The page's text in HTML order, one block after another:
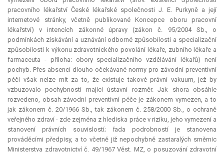
pracovního lékařství České lékařské společnosti J. E. Purkyně a její
internetové stránky, včetně publikované Koncepce oboru pracovní
lékařství) v intencích zákonné úpravy (zákon č. 95/2004 Sb., o
podmínkách získávání a uznávání odborné způsobilosti a specializační
způsobilosti k výkonu zdravotnického povolání lékaře, zubního lékaře a
farmaceuta - příloha: obory specializačního vzdělávání lékařů) není
pochyb. Přes absenci dlouho očekávané normy pro závodní preventivní
péči však nelze mít za to, že existuje takové právní vakuum, jež by
vzbuzovalo pochybnosti mající ústavní rozměr. Jak shora obsáhle
rozvedeno, obsah závodní preventivní péče je zákonem vymezen, a to
jak zákonem č. 20/1966 Sb., tak zákonem č. 258/2000 Sb., o ochraně
veřejného zdraví - zde zejména z hlediska práce v riziku, jeho vymezení a
stanovení právních souvislostí; řada podrobností je stanovena
prováděcími předpisy, a to včetně již nepochybně zastaralých směrnic
Ministerstva zdravotnictví č. 49/1967 Věst. MZ, o posuzování zdravotní